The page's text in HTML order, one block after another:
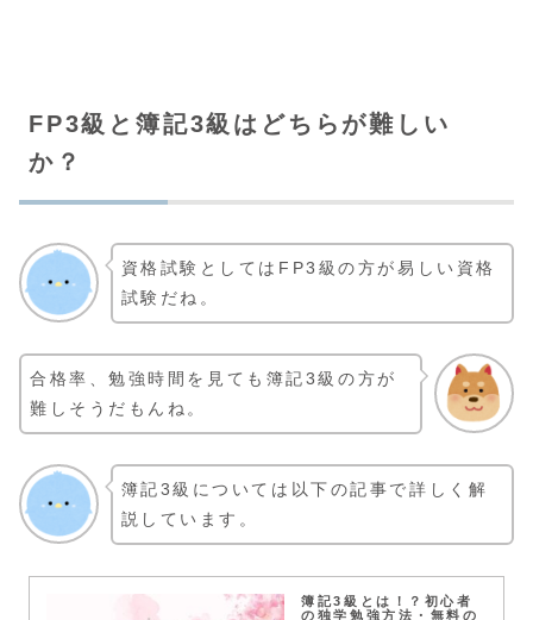
FP3級と簿記3級はどちらが難しい
か？
資格試験としてはFP3級の方が易しい資格
試験だね。
合格率、勉強時間を見ても簿記3級の方が
難しそうだもんね。
簿記3級については以下の記事で詳しく解
説しています。
簿記3級とは！？初心者
の独学勉強方法・無料の